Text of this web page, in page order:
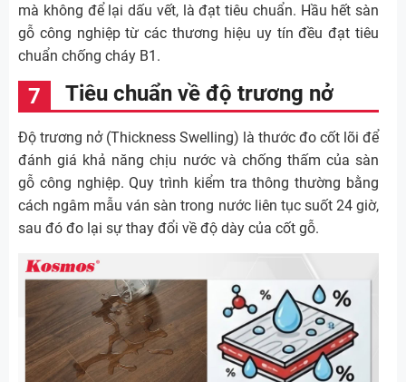
mà không để lại dấu vết, là đạt tiêu chuẩn. Hầu hết sàn
gỗ công nghiệp từ các thương hiệu uy tín đều đạt tiêu
chuẩn chống cháy B1.
Tiêu chuẩn về độ trương nở
Độ trương nở (Thickness Swelling) là thước đo cốt lõi để
đánh giá khả năng chịu nước và chống thấm của sàn
gỗ công nghiệp. Quy trình kiểm tra thông thường bằng
cách ngâm mẫu ván sàn trong nước liên tục suốt 24 giờ,
sau đó đo lại sự thay đổi về độ dày của cốt gỗ.